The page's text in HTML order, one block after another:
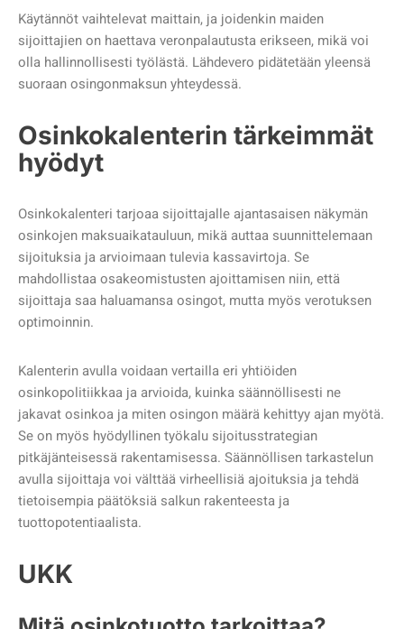
Käytännöt vaihtelevat maittain, ja joidenkin maiden
sijoittajien on haettava veronpalautusta erikseen, mikä voi
olla hallinnollisesti työlästä. Lähdevero pidätetään yleensä
suoraan osingonmaksun yhteydessä.
Osinkokalenterin tärkeimmät
hyödyt
Osinkokalenteri tarjoaa sijoittajalle ajantasaisen näkymän
osinkojen maksuaikatauluun, mikä auttaa suunnittelemaan
sijoituksia ja arvioimaan tulevia kassavirtoja. Se
mahdollistaa osakeomistusten ajoittamisen niin, että
sijoittaja saa haluamansa osingot, mutta myös verotuksen
optimoinnin.
Kalenterin avulla voidaan vertailla eri yhtiöiden
osinkopolitiikkaa ja arvioida, kuinka säännöllisesti ne
jakavat osinkoa ja miten osingon määrä kehittyy ajan myötä.
Se on myös hyödyllinen työkalu sijoitusstrategian
pitkäjänteisessä rakentamisessa. Säännöllisen tarkastelun
avulla sijoittaja voi välttää virheellisiä ajoituksia ja tehdä
tietoisempia päätöksiä salkun rakenteesta ja
tuottopotentiaalista.
UKK